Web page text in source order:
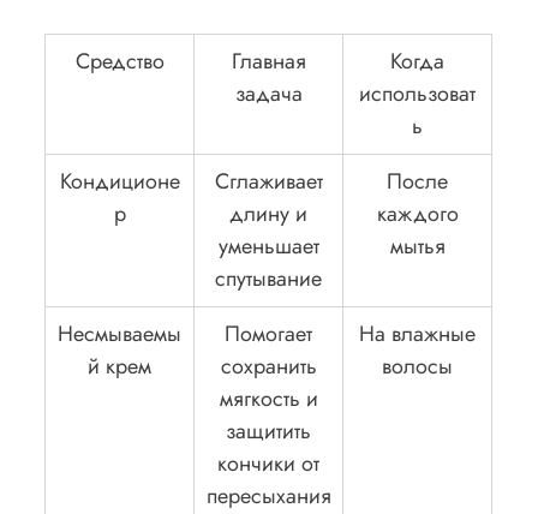
Средство
Главная
задача
Когда
использоват
ь
Кондиционе
р
Сглаживает
длину и
уменьшает
спутывание
После
каждого
мытья
Несмываемы
й крем
Помогает
сохранить
мягкость и
защитить
кончики от
пересыхания
На влажные
волосы